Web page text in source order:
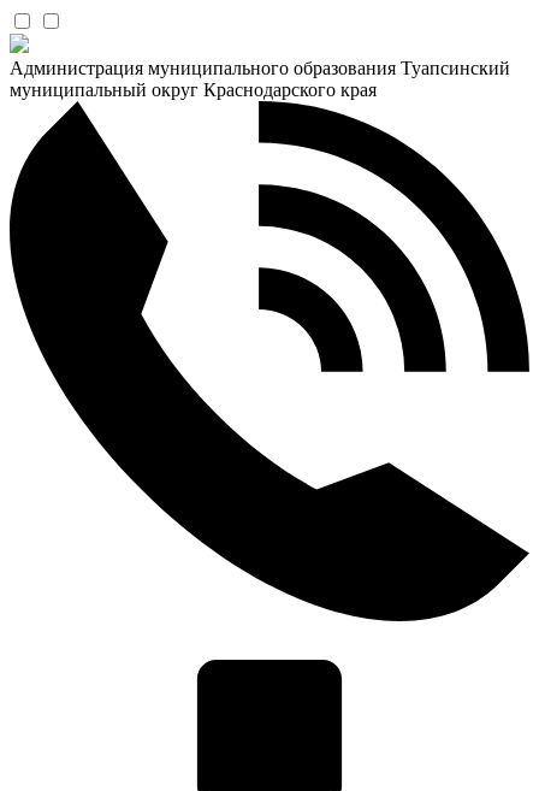
Администрация муниципального образования Туапсинский
муниципальный округ Краснодарского края